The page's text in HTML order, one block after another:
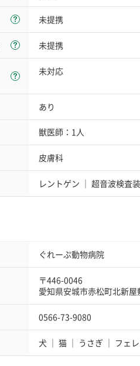
未提携
未提携
未対応
あり
獣医師：1人
皮膚科
レントゲン 超音波検査
ぐれーぷ動物病院
〒446-0046
愛知県安城市赤松町北新屋
0566-73-9080
犬 猫 うさぎ フェ